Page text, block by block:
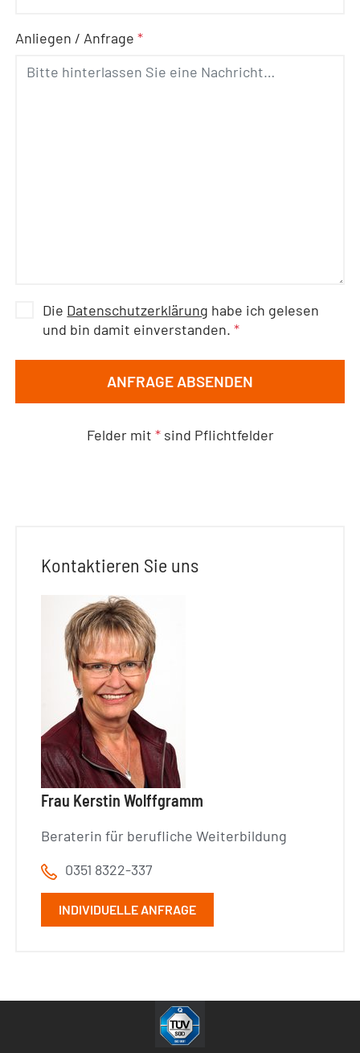
Anliegen / Anfrage*
Die Datenschutzerklärung habe ich gelesen
und bin damit einverstanden.*
ANFRAGE ABSENDEN
Felder mit *sind Pflichtfelder
Kontaktieren Sie uns
Frau Kerstin Wolffgramm
Beraterin für berufliche Weiterbildung
0351 8322-337
INDIVIDUELLE ANFRAGE